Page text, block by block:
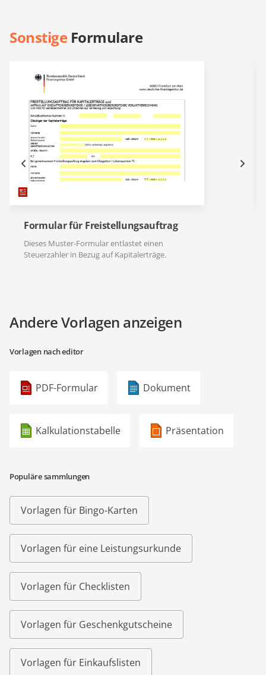
SonstigeFormulare
Formular für Freistellungsauftrag
Dieses Muster-Formular entlastet einen
Steuerzahler in Bezug auf Kapitalerträge.
Andere Vorlagen anzeigen
Vorlagen nach editor
PDF-Formular Dokument
Kalkulationstabelle Präsentation
Populäre sammlungen
Vorlagen für Bingo-Karten
Vorlagen für eine Leistungsurkunde
Vorlagen für Checklisten
Vorlagen für Geschenkgutscheine
Vorlagen für Einkaufslisten